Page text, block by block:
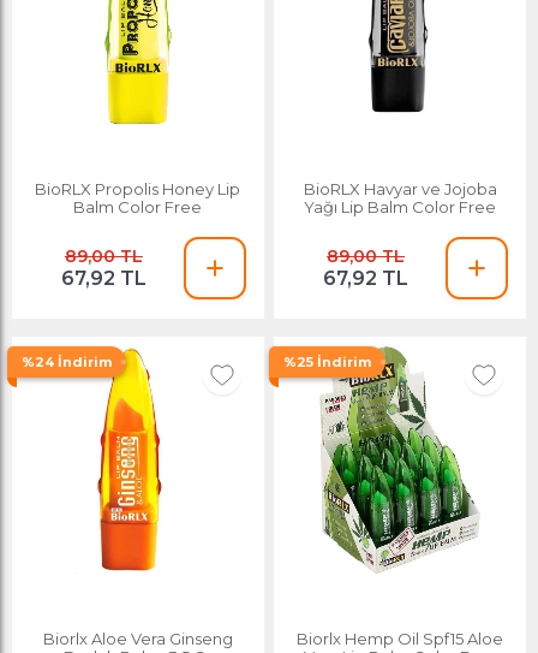
BioRLX Propolis Honey Lip
Balm Color Free
89,00 TL
67,92 TL
BioRLX Havyar ve Jojoba
Yağı Lip Balm Color Free
89,00 TL
67,92 TL
%24 İndirim
Biorlx Aloe Vera Ginseng
%25 İndirim
Biorlx Hemp Oil Spf15 Aloe